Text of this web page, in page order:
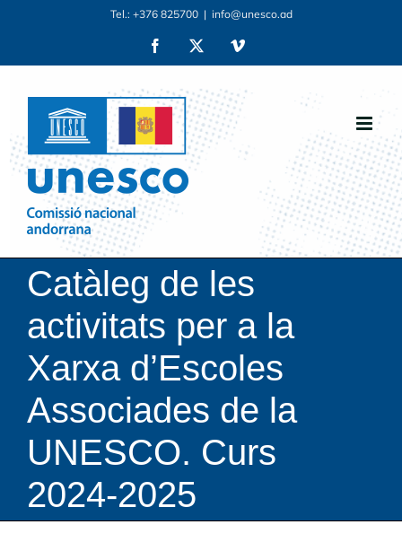
content
Tel.: +376 825700 | info@unesco.ad
Facebook Vimeo
Catàleg de les
activitats per a la
Xarxa d’Escoles
Associades de la
UNESCO. Curs
2024-2025